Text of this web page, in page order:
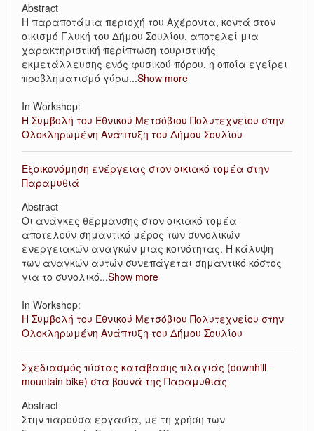
Abstract
Η παραποτάμια περιοχή του Αχέροντα, κοντά στον
οικισμό Γλυκή του Δήμου Σουλίου, αποτελεί μια
χαρακτηριστική περίπτωση τουριστικής
εκμετάλλευσης ενός φυσικού πόρου, η οποία εγείρει
προβληματισμό γύρω...Show more
In Workshop:
Η Συμβολή του Εθνικού Μετσόβιου Πολυτεχνείου στην
Ολοκληρωμένη Ανάπτυξη του Δήμου Σουλίου
Εξοικονόμηση ενέργειας στον οικιακό τομέα στην
Παραμυθιά
Abstract
Οι ανάγκες θέρμανσης στον οικιακό τομέα
αποτελούν σημαντικό μέρος των συνολικών
ενεργειακών αναγκών μιας κοινότητας. Η κάλυψη
των αναγκών αυτών συνεπάγεται σημαντικό κόστος
για το συνολικό...Show more
In Workshop:
Η Συμβολή του Εθνικού Μετσόβιου Πολυτεχνείου στην
Ολοκληρωμένη Ανάπτυξη του Δήμου Σουλίου
Σχεδιασμός πίστας κατάβασης πλαγιάς (downhill –
mountain bike) στα βουνά της Παραμυθιάς
Abstract
Στην παρούσα εργασία, με τη χρήση των